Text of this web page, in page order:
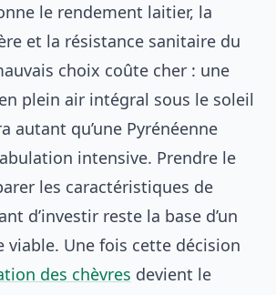
le rendement laitier, la
et la résistance sanitaire du
choix coûte cher : une
plein air intégral sous le soleil
autant qu’une Pyrénéenne
intensive. Prendre le
les caractéristiques de
d’investir reste la base d’un
viable. Une fois cette décision
des chèvres devient le